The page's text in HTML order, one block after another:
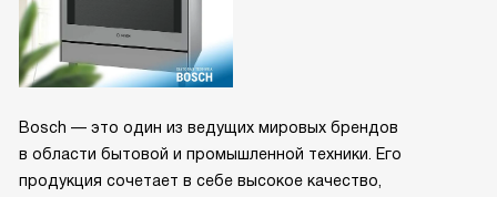
Bosch — это один из ведущих мировых брендов
в области бытовой и промышленной техники. Его
продукция сочетает в себе высокое качество,